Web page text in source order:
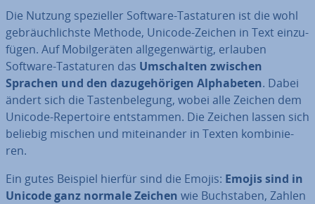
Die Nutzung spe­zi­el­ler Software-Tas­ta­tu­ren ist die wohl
ge­bräuch­lichs­te Methode, Unicode-Zeichen in Text ein­zu­
fü­gen. Auf Mo­bil­ge­rä­ten all­ge­gen­wär­tig, erlauben
Software-Tas­ta­tu­ren das Um­schal­ten zwischen
Sprachen und den da­zu­ge­hö­ri­gen Al­pha­be­ten. Dabei
ändert sich die Tas­ten­be­le­gung, wobei alle Zeichen dem
Unicode-Re­per­toire ent­stam­men. Die Zeichen lassen sich
beliebig mischen und mit­ein­an­der in Texten kom­bi­nie­
ren.
Ein gutes Beispiel hierfür sind die Emojis: Emojis sind in
Unicode ganz normale Zeichen wie Buch­sta­ben, Zahlen